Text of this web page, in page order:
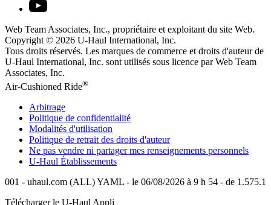
Web Team Associates, Inc., propriétaire et exploitant du site Web.
Copyright © 2026 U-Haul International, Inc.
Tous droits réservés. Les marques de commerce et droits d'auteur de
U-Haul International, Inc. sont utilisés sous licence par Web Team
Associates, Inc.
Air-Cushioned Ride®
Arbitrage
Politique de confidentialité
Modalités d'utilisation
Politique de retrait des droits d'auteur
Ne pas vendre ni partager mes renseignements personnels
U-Haul Établissements
001 - uhaul.com (ALL) YAML - le 06/08/2026 à 9 h 54 - de 1.575.1
Télécharger le U-Haul Appli